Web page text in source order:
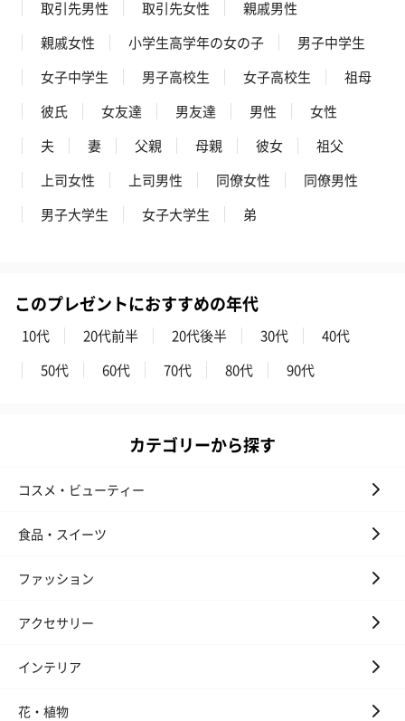
取引先男性 取引先女性
親戚男性
親戚女性
小学生高学年の女の子
男子中学生
女子中学生
男子高校生 女子高校生
祖母
彼氏
女友達 男友達 男性
女性
夫
妻 父親 母親 彼女
祖父
上司女性
上司男性 同僚女性
同僚男性
男子大学生
女子大学生 弟
このプレゼントにおすすめの年代
10代 20代前半 20代後半 30代
40代
50代
60代 70代 80代 90代
カテゴリーから探す
コスメ・ビューティー
食品・スイーツ
ファッション
アクセサリー
インテリア
花・植物